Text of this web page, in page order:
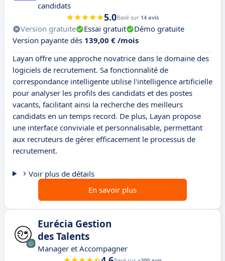
candidats
5.0Basé sur 14 avis
Version gratuite Essai gratuit
Démo gratuite
Version payante dès 139,00 € /mois
Layan offre une approche novatrice dans le domaine des
logiciels de recrutement. Sa fonctionnalité de
correspondance intelligente utilise l'intelligence artificielle
pour analyser les profils des candidats et des postes
vacants, facilitant ainsi la recherche des meilleurs
candidats en un temps record. De plus, Layan propose
une interface conviviale et personnalisable, permettant
aux recruteurs de gérer efficacement le processus de
recrutement.
Voir plus de détails
En savoir plus
Eurécia Gestion
des Talents
Manager et Accompagner